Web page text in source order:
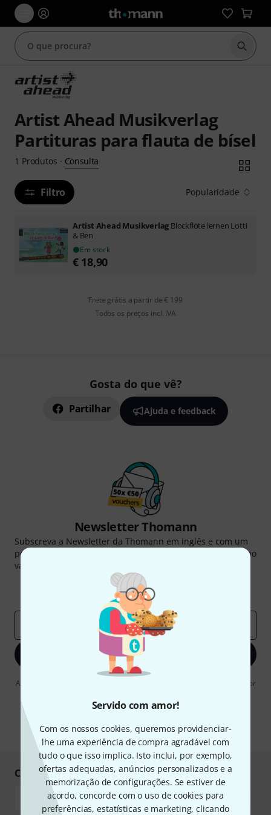
Servido com amor!
Com os nossos cookies, queremos providenciar-
lhe uma experiência de compra agradável com
tudo o que isso implica. Isto inclui, por exemplo,
ofertas adequadas, anúncios personalizados e a
memorização de configurações. Se estiver de
acordo, concorde com o uso de cookies para
preferências, estatísticas e marketing, clicando
Iniciar
Artist Ahead Musikverlag
Partituras para flauta de bísel
1 Produtos · Consulta
Filtro Popularidade
Artist Ahead Musikverlag Blockflöte lernen Lotti
& Ben
Em stock
€ 18,90
Frete grátis a partir de € 199
Todos os preços incl. IVA
Gosta do que vê?
Partilhar Ajuda e feedback
Newsletter Thomann
Subscreva a Newsletter da Thomann em inglês e com um
pouco de sorte você poderá ganhar um dos
no
valor de
Contribuições inspiradoras
Insights da Thomann
Endereço de e-mail
Inscreva-se agora
Ao clicar em "Inscreva-se agora", concordo em receber publicidade por
encontrar mais informações sobre a newsletter na nossa
proteção de dados.
* Requeridos
Compre e pague em segurança